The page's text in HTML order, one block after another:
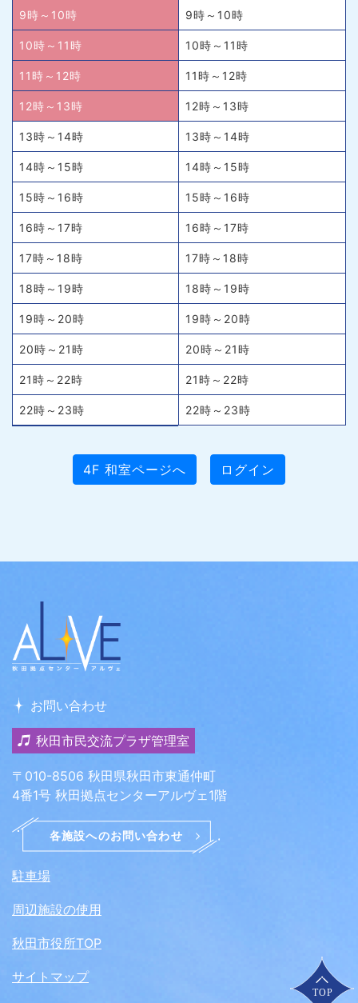
9時～10時 9時～10時
10時～11時 10時～11時
11時～12時 11時～12時
12時～13時 12時～13時
13時～14時 13時～14時
14時～15時 14時～15時
15時～16時 15時～16時
16時～17時 16時～17時
17時～18時 17時～18時
18時～19時 18時～19時
19時～20時 19時～20時
20時～21時 20時～21時
21時～22時 21時～22時
22時～23時 22時～23時
4F 和室ページへ ログイン
お問い合わせ
秋田市民交流プラザ管理室
〒010-8506 秋田県秋田市東通仲町
4番1号 秋田拠点センターアルヴェ1階
駐車場
周辺施設の使用
秋田市役所TOP
サイトマップ